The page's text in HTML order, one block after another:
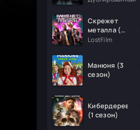
Скрежет
металла (1
сезон)
LostFilm
Манюня (3
сезон)
Кибердеревня
(1 сезон)